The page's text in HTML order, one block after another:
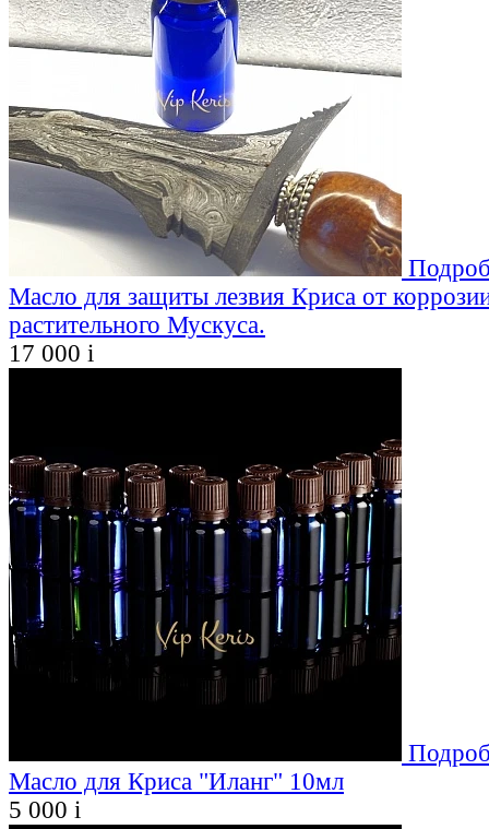
Масло для защиты лезвия Криса от
растительного Мускуса.
17 000 i
Масло для Криса "Иланг" 10мл
5 000 i